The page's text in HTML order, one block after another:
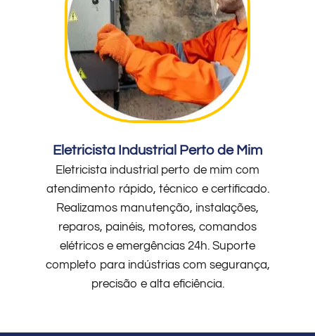
Eletricista Industrial Perto de Mim
Eletricista industrial perto de mim com
atendimento rápido, técnico e certificado.
Realizamos manutenção, instalações,
reparos, painéis, motores, comandos
elétricos e emergências 24h. Suporte
completo para indústrias com segurança,
precisão e alta eficiência.